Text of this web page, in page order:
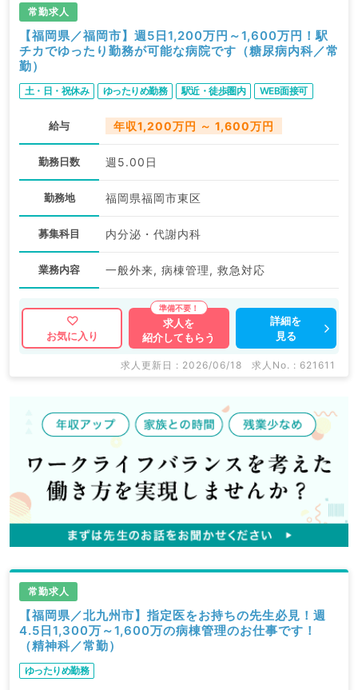
常勤求人
【福岡県／福岡市】週5日1,200万円～1,600万円！駅
チカでゆったり勤務が可能な病院です（糖尿病内科／常
勤）
土・日・祝休み ゆったりめ勤務 駅近・徒歩圏内 WEB面接可
給与 年収1,200万円 ～ 1,600万円
勤務日数 週5.00日
勤務地 福岡県福岡市東区
募集科目 内分泌・代謝内科
業務内容 一般外来, 病棟管理, 救急対応
お気に入り
求人を
紹介してもらう
詳細を
見る
求人更新日 : 2026/06/18 求人No. : 621611
常勤求人
【福岡県／北九州市】指定医をお持ちの先生必見！週
4.5日1,300万～1,600万の病棟管理のお仕事です！
（精神科／常勤）
ゆったりめ勤務